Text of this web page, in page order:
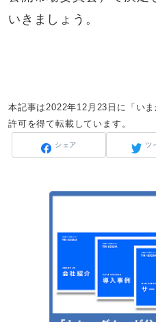
いきましょう。
本記事は2022年12月23日に「い
許可を得て転載しています。
シェア ツ